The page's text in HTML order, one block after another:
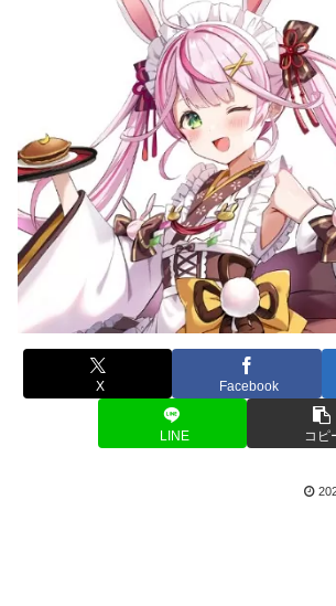
X Facebook
LINE コピ